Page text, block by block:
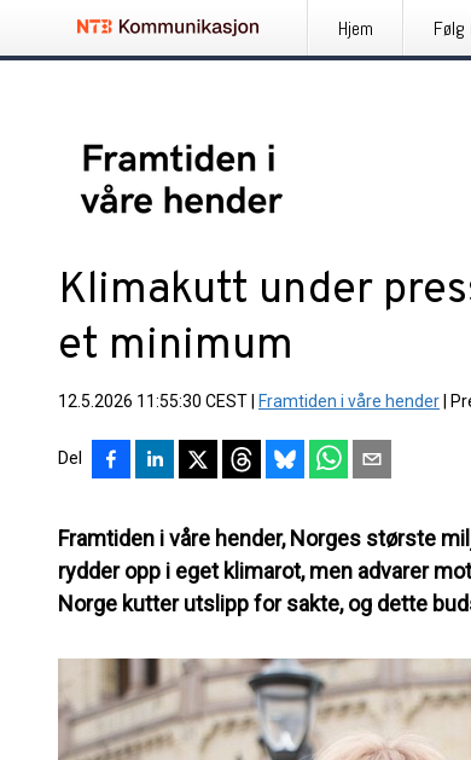
Hjem Følg
Klimakutt under
et minimum
12.5.2026 11:55:30 CEST Framtiden i våre hender
Del
Framtiden i våre hender, Norges største
rydder opp i eget klimarot, men advarer
Norge kutter utslipp for sakte, og dette